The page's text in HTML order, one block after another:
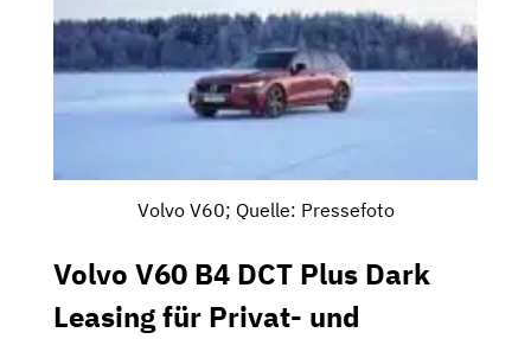
Volvo V60; Quelle: Pressefoto
Volvo V60 B4 DCT Plus Dark
Leasing für Privat- und